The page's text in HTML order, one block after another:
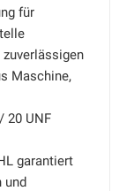
für
zuverlässigen
Maschine,
20 UNF
garantiert
und